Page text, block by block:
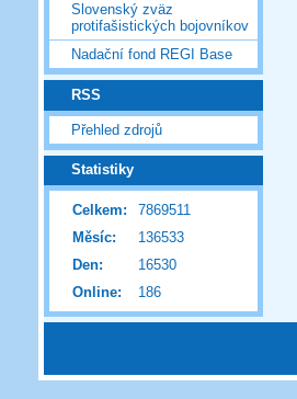
Slovenský zväz
protifašistických bojovníkov
Nadační fond REGI Base
RSS
Přehled zdrojů
Statistiky
Online: 186
Celkem:
7869511
Měsíc:
136533
Den:
16530